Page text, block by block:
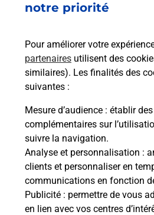
notre priorité
Pour améliorer votre
partenaires utilisent des
similaires). Les finalités des
suivantes :
Mesure d’audience : établir
complémentaires sur
suivre la navigation.
Analyse et personnalisation :
clients et personnaliser en
communications en fonction
Publicité : permettre de vous
en lien avec vos centres
Prochaine collecte du
100 Rue Frederic Mistral
Saint Victoret
Itinéraire
Boîte aux Lettres La
Prochaine collecte du
460 Boulevard De La Liberation
13730
Saint Victoret
Le lien s'ouvre dans un nouvel onglet